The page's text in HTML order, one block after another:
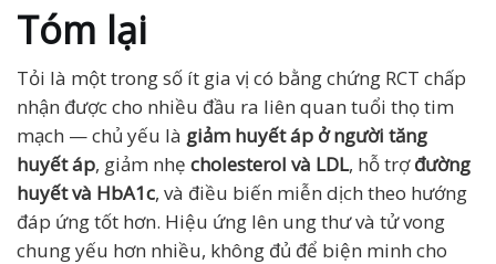
Tóm lại
Tỏi là một trong số ít gia vị có bằng chứng RCT chấp
nhận được cho nhiều đầu ra liên quan tuổi thọ tim
mạch — chủ yếu là giảm huyết áp ở người tăng
huyết áp, giảm nhẹ cholesterol và LDL, hỗ trợđường
huyết và HbA1c, và điều biến miễn dịch theo hướng
đáp ứng tốt hơn. Hiệu ứng lên ung thư và tử vong
chung yếu hơn nhiều, không đủ để biện minh cho